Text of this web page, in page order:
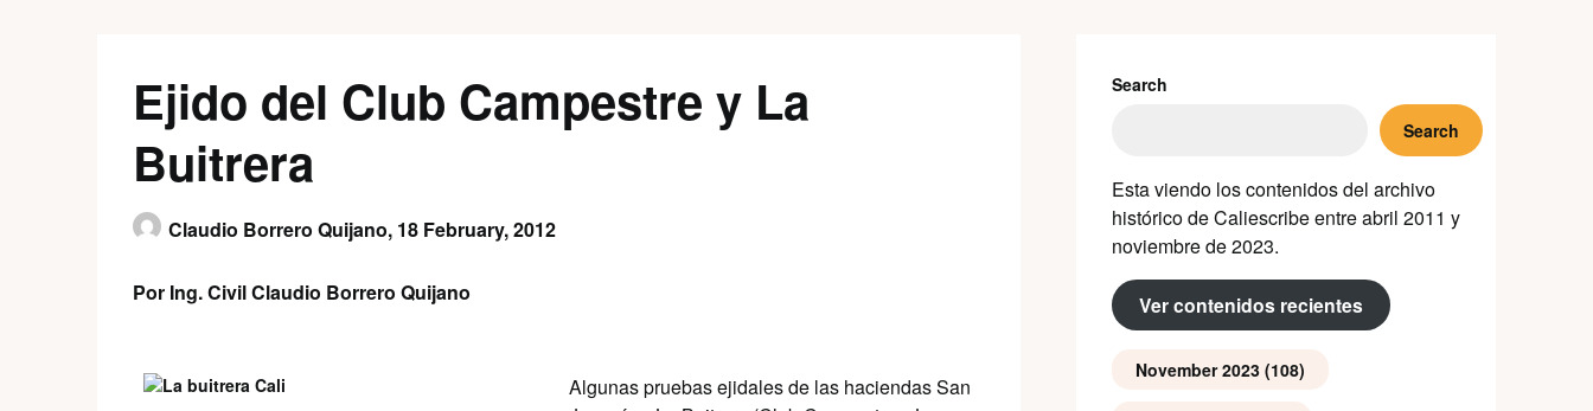
Ejido del Club Campestre y La
Buitrera
Claudio Borrero Quijano, 18 February, 2012
Por Ing. Civil Claudio Borrero Quijano
Algunas pruebas ejidales de las haciendas San
Search
Search
Esta viendo los contenidos del archivo
histórico de Caliescribe entre abril 2011 y
noviembre de 2023.
Ver contenidos recientes
November 2023(108)